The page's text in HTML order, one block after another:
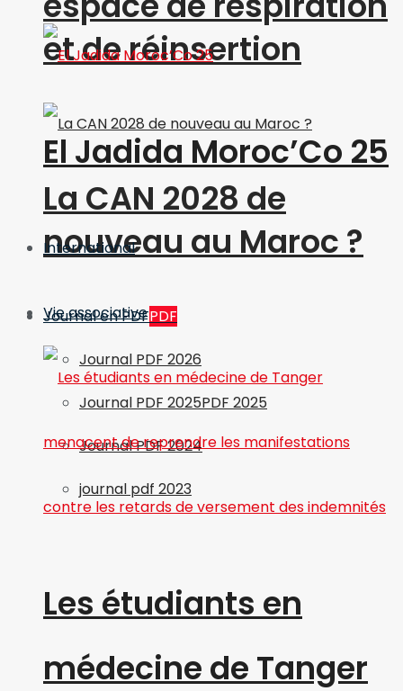
et de réinsertion
La CAN 2028 de
nouveau au Maroc ?
Journal en PDFPDF
Journal PDF 2026
Journal PDF 2025PDF 2025
Journal PDF 2024
journal pdf 2023
El Jadida Moroc’Co 25
International
Vie associative
Les étudiants en
médecine de Tanger